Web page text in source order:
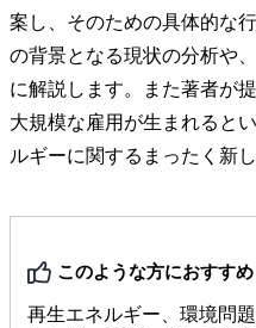
案し、そのための具体的な
の背景となる現状の分析や
に解説します。また著者が
大規模な雇用が生まれると
ルギーに関するまったく新
このような方におすすめ
再生エネルギー、環境問